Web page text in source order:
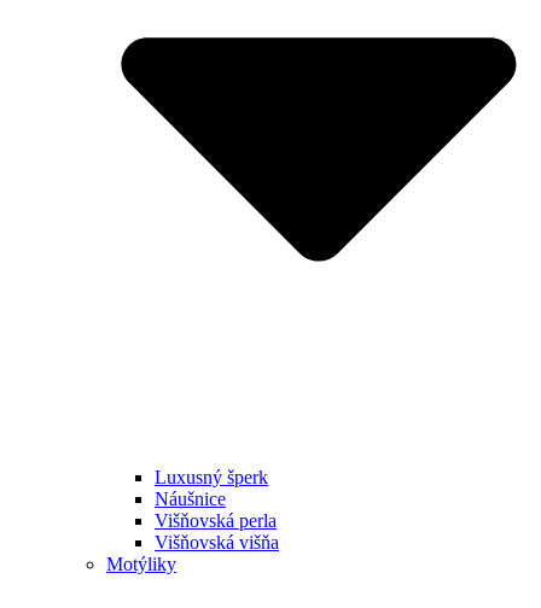
Luxusný šperk
Náušnice
Višňovská perla
Višňovská višňa
Motýliky